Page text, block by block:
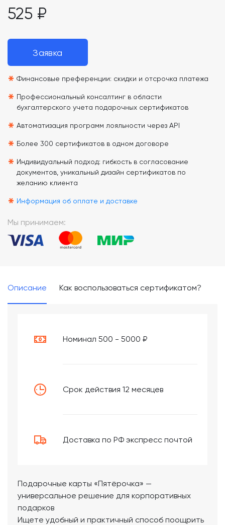
525 ₽
Заявка
* Финансовые преференции: скидки и отсрочка платежа
* Профессиональный консалтинг в области
бухгалтерского учета подарочных сертификатов
* Автоматизация программ лояльности через API
* Более 300 сертификатов в одном договоре
* Индивидуальный подход: гибкость в согласование
документов, уникальный дизайн сертификатов по
желанию клиента
* Информация об оплате и доставке
Мы принимаем:
Описание Как воспользоваться сертификатом?
Номинал 500 - 5000 ₽
Срок действия 12 месяцев
Доставка по РФ экспресс почтой
Подарочные карты «Пятёрочка» —
универсальное решение для корпоративных
подарков
Ищете удобный и практичный способ поощрить